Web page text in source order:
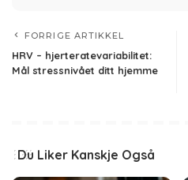
FORRIGE ARTIKKEL
HRV – hjerteratevariabilitet:
Mål stressnivået ditt hjemme
Du Liker Kanskje Også